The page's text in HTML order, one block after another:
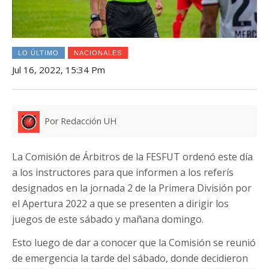
LO ÚLTIMO NACIONALES
Jul 16, 2022, 15:34 Pm
Por Redacción UH
La Comisión de Árbitros de la FESFUT ordenó este día
a los instructores para que informen a los referís
designados en la jornada 2 de la Primera División por
el Apertura 2022 a que se presenten a dirigir los
juegos de este sábado y mañana domingo.
Esto luego de dar a conocer que la Comisión se reunió
de emergencia la tarde del sábado, donde decidieron